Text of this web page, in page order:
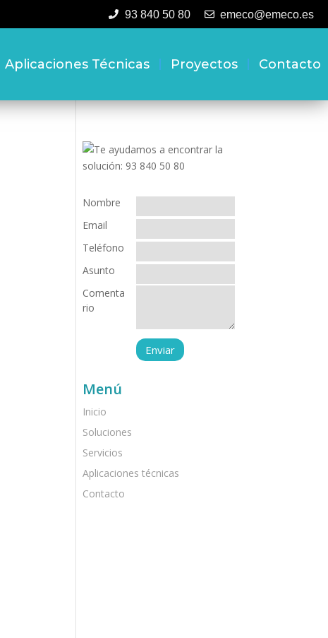
93 840 50 80 emeco@emeco.es
Aplicaciones Técnicas Proyectos Contacto
Nombre
Email
Teléfono
Asunto
Comenta
rio
Menú
Inicio
Soluciones
Servicios
Aplicaciones técnicas
Contacto